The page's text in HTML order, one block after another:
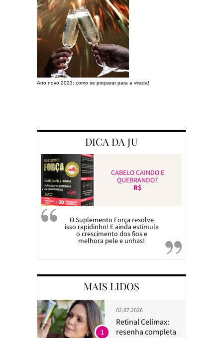
Ano novo 2023: como se preparar para a virada!
DICA DA JU
CABELO CAINDO E
QUEBRANDO?
R$
O Suplemento Força resolve
isso rapidinho! E ainda estimula
o crescimento dos fios e
melhora pele e unhas!
MAIS LIDOS
02.07.2026
Retinal Celimax:
resenha completa
1